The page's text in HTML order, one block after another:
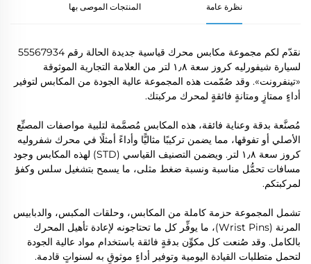
نظرة عامة المنتجات الموصى بها
نقدّم لكم مجموعة مكابس محرك قياسية جديدة الحالة رقم 55567934
لسيارة شيفورليه كروز سعة ١٫٨ لتر من العلامة التجارية الموثوقة
«تينفرونت». وقد صُمّمت هذه المجموعة عالية الجودة من المكابس لتوفير
أداءٍ ممتازٍ ومتانةٍ فائقةٍ لمحرك مركبتك.
مُصنَّعة بدقة وعناية فائقة، هذه المكابس مُصمَّمة لتلبية مواصفات المصنِّع
الأصلي أو تفوقها، مما يضمن تركيبًا مثاليًّا وأداءً أمثلًا في محرك شفروليه
كروز سعة ١٫٨ لتر. ويضمن التصنيف القياسي (STD) لهذه المكابس وجود
مسافات تحمُّل مناسبة ونسبة ضغط مثلى، ما يسمح بتشغيل سلس وكفؤ
لمركبتكم.
تشمل المجموعة حزمة كاملة من المكابس، وحلقات المكبس، والدبابيس
المرنة (Wrist Pins)، ما يوفِّر كل ما تحتاجونه لإعادة تأهيل المحرك
بالكامل. وقد صُنعت كل مكوِّن بدقةٍ فائقة باستخدام مواد عالية الجودة
لتحمل متطلبات القيادة اليومية وتوفير أداءٍ موثوقٍ به لسنواتٍ قادمة.